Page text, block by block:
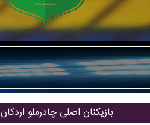
بازیکنان اصلی چادرملو اردکان